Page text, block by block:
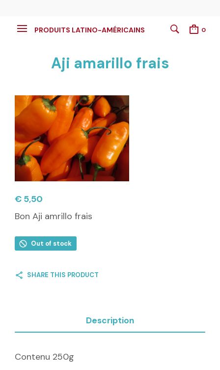
PRODUITS LATINO-AMÉRICAINS 0
Aji amarillo frais
€ 5,50
Bon Aji amrillo frais
Out of stock
SHARE THIS PRODUCT
Description
Contenu 250g